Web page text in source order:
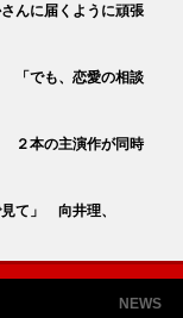
んに届くように頑張
「でも、恋愛の相談
２本の主演作が同時
て」 向井理、
NEWS